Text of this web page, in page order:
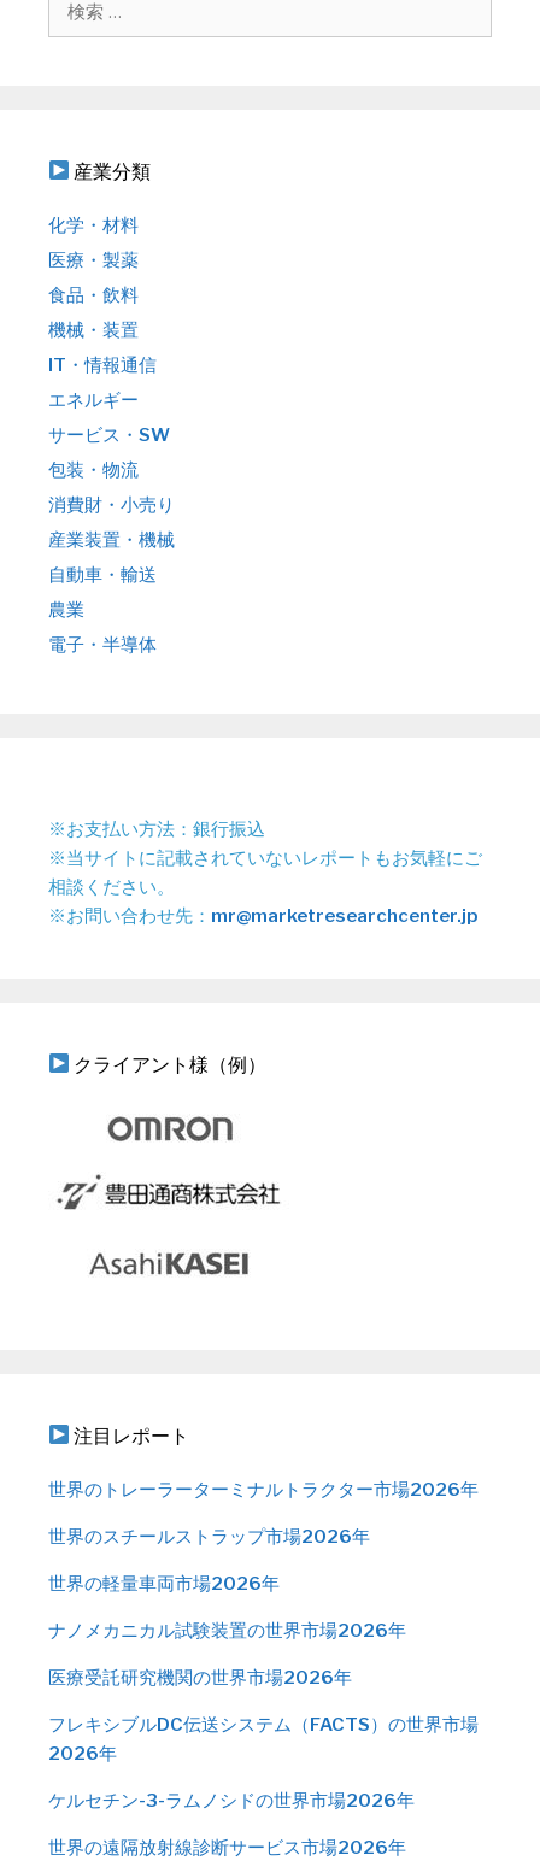
産業分類
化学・材料
医療・製薬
食品・飲料
機械・装置
IT・情報通信
エネルギー
サービス・SW
包装・物流
消費財・小売り
産業装置・機械
自動車・輸送
農業
電子・半導体
※お支払い方法：銀行振込
※当サイトに記載されていないレポートもお気軽にご
相談ください。
※お問い合わせ先： mr@marketresearchcenter.jp
クライアント様（例）
注目レポート
世界のトレーラーターミナルトラクター市場2026年
世界のスチールストラップ市場2026年
世界の軽量車両市場2026年
ナノメカニカル試験装置の世界市場2026年
医療受託研究機関の世界市場2026年
フレキシブルDC伝送システム（FACTS）の世界市場
2026年
ケルセチン-3-ラムノシドの世界市場2026年
世界の遠隔放射線診断サービス市場2026年